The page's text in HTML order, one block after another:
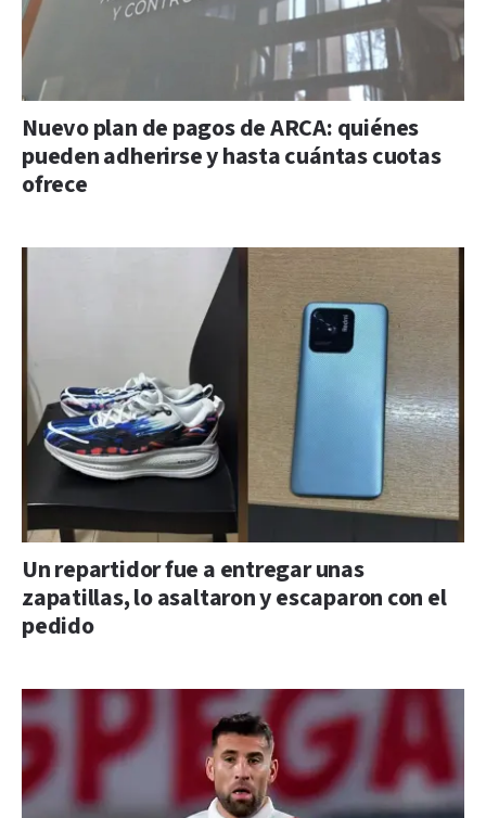
Nuevo plan de pagos de ARCA: quiénes
pueden adherirse y hasta cuántas cuotas
ofrece
Un repartidor fue a entregar unas
zapatillas, lo asaltaron y escaparon con el
pedido